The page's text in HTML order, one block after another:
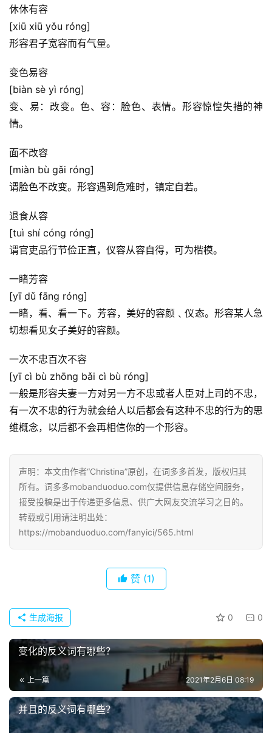
首
好
词
句
经
典
词
古
今
诗
词
常
用
贺
词
电
台
其
他
词
登录 注册
休休有容
[xiū xiū yǒu róng]
形容君子宽容而有气量。
变色易容
[biàn sè yì róng]
变、易：改变。色、容：脸色、表情。形容惊惶失措的神
情。
面不改容
[miàn bù gǎi róng]
谓脸色不改变。形容遇到危难时，镇定自若。
退食从容
[tuì shí cóng róng]
谓官吏品行节俭正直，仪容从容自得，可为楷模。
一睹芳容
[yī dǔ fāng róng]
一睹，看、看一下。芳容，美好的容颜﹑仪态。形容某人急
切想看见女子美好的容颜。
一次不忠百次不容
[yī cì bù zhōng bǎi cì bù róng]
一般是形容夫妻一方对另一方不忠或者人臣对上司的不忠，
有一次不忠的行为就会给人以后都会有这种不忠的行为的思
维概念，以后都不会再相信你的一个形容。
声明：本文由作者“Christina”原创，在词多多首发，版权归其
所有。词多多mobanduoduo.com仅提供信息存储空间服务，
接受投稿是出于传递更多信息、供广大网友交流学习之目的。
转载或引用请注明出处：
https://mobanduoduo.com/fanyici/565.html
赞 (1)
0 0
生成海报
变化的反义词有哪些？
上一篇 2021年2月6日 08:19
并且的反义词有哪些？